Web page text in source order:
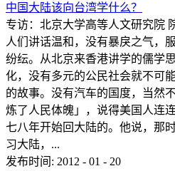
中国大陆该向台湾学什么？
专访：北京大学高等人文研究院
人们讲话温和，没有暴戾之气，
纷纭。从北京来香港讲学的儒学
化，没有多元的公民社会就不可
的故事。没有汽车的国度，当然
炼了人民体魄」，说得美国人连
七八年开始回大陆的。他说，那
习大陆，...
发布时间: 2012 - 01 - 20